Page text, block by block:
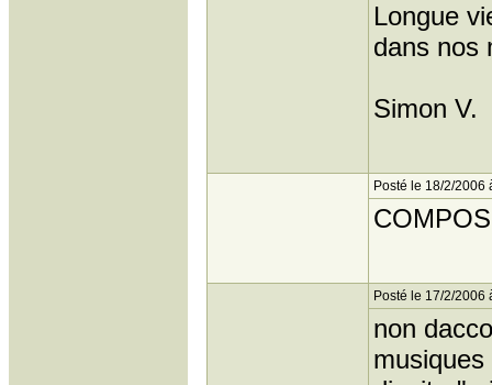
Longue
dans nos
Simon V.
Posté le 18/2/2006
Posté le 17/2/2006
non